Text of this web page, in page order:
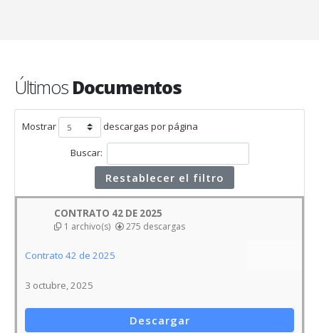
Últimos Documentos
Mostrar descargas por página
Buscar:
Restablecer el filtro
CONTRATO 42 DE 2025
1 archivo(s) 275 descargas
Contrato 42 de 2025
3 octubre, 2025
Descargar